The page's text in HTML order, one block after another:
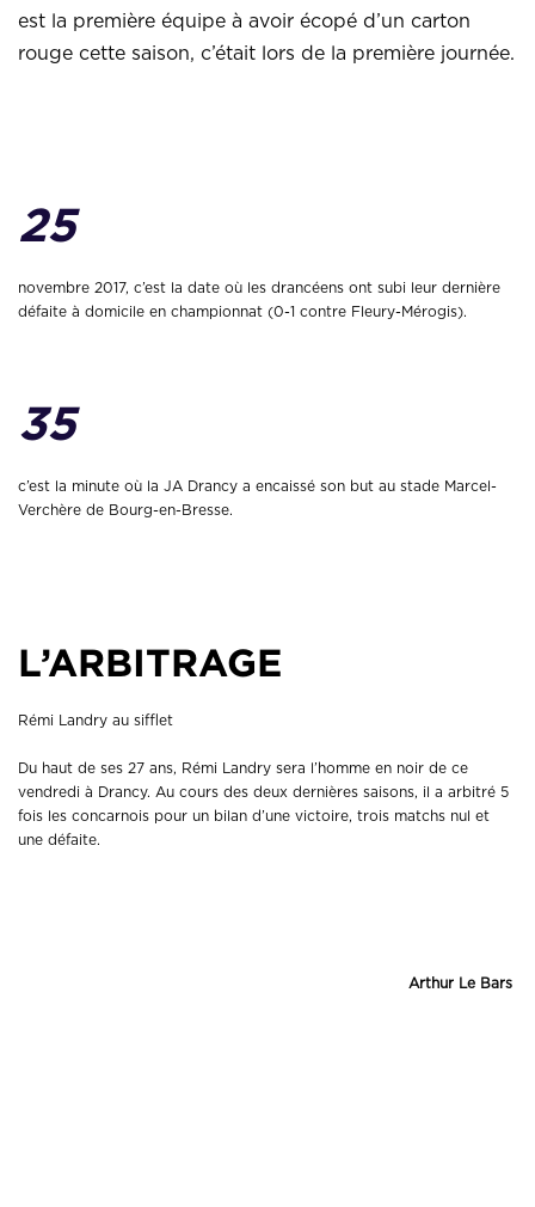
est la première équipe à avoir écopé d’un carton
rouge cette saison, c’était lors de la première journée.
25
novembre 2017, c’est la date où les drancéens ont subi leur dernière
défaite à domicile en championnat (0-1 contre Fleury-Mérogis).
35
c’est la minute où la JA Drancy a encaissé son but au stade Marcel-
Verchère de Bourg-en-Bresse.
L’ARBITRAGE
Rémi Landry au sifflet
Du haut de ses 27 ans, Rémi Landry sera l’homme en noir de ce
vendredi à Drancy. Au cours des deux dernières saisons, il a arbitré 5
fois les concarnois pour un bilan d’une victoire, trois matchs nul et
une défaite.
Arthur Le Bars